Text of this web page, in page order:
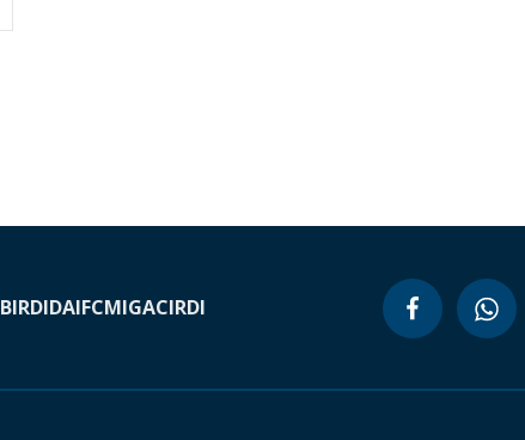
BIRDIDAIFCMIGACIRDI